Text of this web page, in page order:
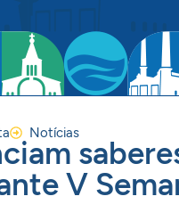
Notícias
V